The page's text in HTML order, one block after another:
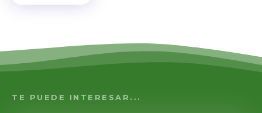
TE PUEDE INTERESAR...